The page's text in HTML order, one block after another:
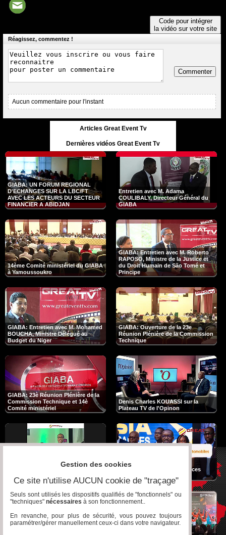
Code pour intégrer
la vidéo sur votre site
Réagissez, commentez !
Commenter
Aucun commentaire pour l'instant
Articles Great Event Tv
Dernières vidéos Great Event Tv
GIABA: UN FORUM REGIONAL
D'ECHANGES SUR LA LBC/FT
AVEC LES ACTEURS DU SECTEUR
FINANCIER A ABIDJAN
Entretien avec M. Adama
COULIBALY, Directeur Général du
GIABA
14ème Comité ministériel du GIABA
à Yamoussoukro
GIABA: Entretien avec M. Roberto
RAPOSO, Ministre de la Justice et
du Droit Humain de São Tomé et
Principe
GIABA: Entretien avec M. Mohamed
BOUCHA, Ministre Délégué au
Budget du Niger
GIABA: Ouverture de la 23e
Réunion Plénière de la Commission
Technique
GIABA: 23è Réunion Plénière de la
Commission Technique et 14è
Comité ministériel
Denis Charles KOUASSI sur la
Plateau TV de l'Opinon
Assemblées Annuelles de la BAD
Côte d’Ivoire/Assurance
Automobile : NSIA Assurances
Gestion des cookies
Ce site n'utilise AUCUN cookie de "traçage"
Seuls sont utilisés les dispositifs qualifiés de "fonctionnels" ou
"techniques" nécessaires à son fonctionnement..
En revanche, pour plus de sécurité, vous pouvez toujours
paramétrer/gérer manuellement ceux-ci dans votre navigateur.